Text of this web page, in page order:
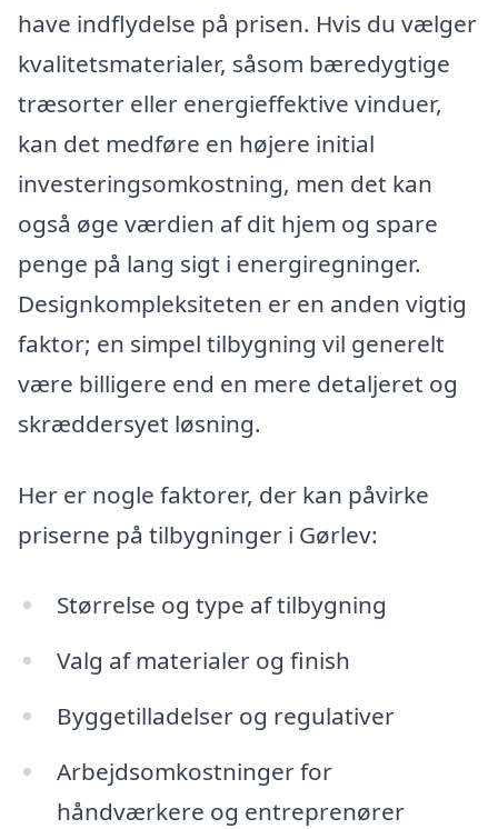
have indflydelse på prisen. Hvis du vælger
kvalitetsmaterialer, såsom bæredygtige
træsorter eller energieffektive vinduer,
kan det medføre en højere initial
investeringsomkostning, men det kan
også øge værdien af dit hjem og spare
penge på lang sigt i energiregninger.
Designkompleksiteten er en anden vigtig
faktor; en simpel tilbygning vil generelt
være billigere end en mere detaljeret og
skræddersyet løsning.
Her er nogle faktorer, der kan påvirke
priserne på tilbygninger i Gørlev:
Størrelse og type af tilbygning
Valg af materialer og finish
Byggetilladelser og regulativer
Arbejdsomkostninger for
håndværkere og entreprenører